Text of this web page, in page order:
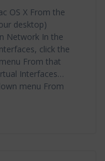
OS X From the
desktop)
Network In the
click the
From that
Interfaces…
menu From